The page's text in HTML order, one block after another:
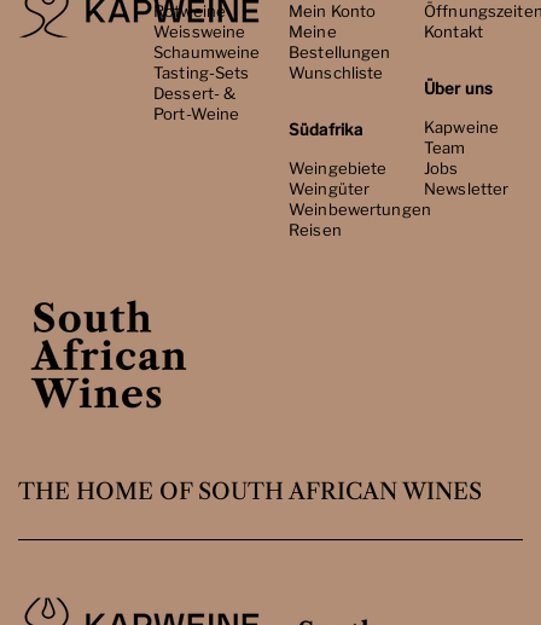
Rotweine
Weissweine
Schaumweine
Tasting-Sets
Dessert- &
Port-Weine
Mein Konto
Meine
Bestellungen
Wunschliste
Südafrika
Weingebiete
Weingüter
Weinbewertungen
Reisen
Kontakt
Über uns
Kapweine
Team
Jobs
Newsletter
THE HOME OF SOUTH AFRICAN WINES